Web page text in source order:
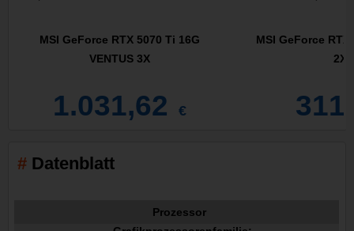
MSI GeForce RTX 5070 Ti 16G
VENTUS 3X
1.031,62 €
MSI GeForce RTX
2X
Datenblatt
Prozessor